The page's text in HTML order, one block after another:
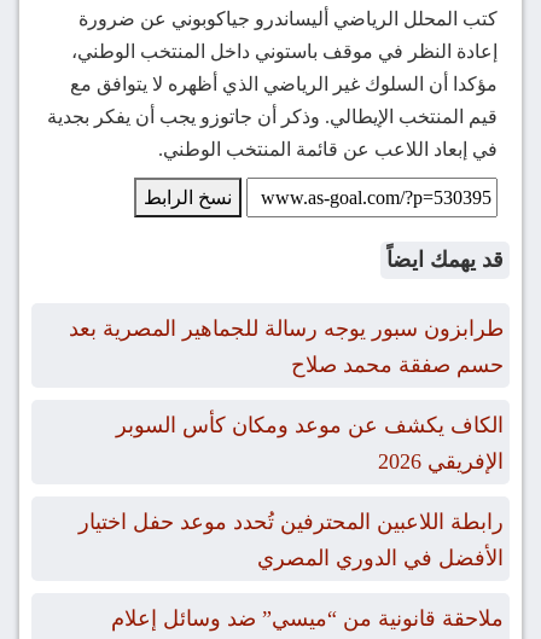
كتب المحلل الرياضي أليساندرو جياكوبوني عن ضرورة
إعادة النظر في موقف باستوني داخل المنتخب الوطني،
مؤكدا أن السلوك غير الرياضي الذي أظهره لا يتوافق مع
قيم المنتخب الإيطالي. وذكر أن جاتوزو يجب أن يفكر بجدية
في إبعاد اللاعب عن قائمة المنتخب الوطني.
نسخ الرابط
قد يهمك ايضاً
طرابزون سبور يوجه رسالة للجماهير المصرية بعد
حسم صفقة محمد صلاح
الكاف يكشف عن موعد ومكان كأس السوبر
الإفريقي 2026
رابطة اللاعبين المحترفين تُحدد موعد حفل اختيار
الأفضل في الدوري المصري
ملاحقة قانونية من “ميسي” ضد وسائل إعلام